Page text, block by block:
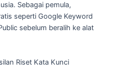
Sebagai pemula,
seperti Google Keyword
sebelum beralih ke alat
Riset Kata Kunci